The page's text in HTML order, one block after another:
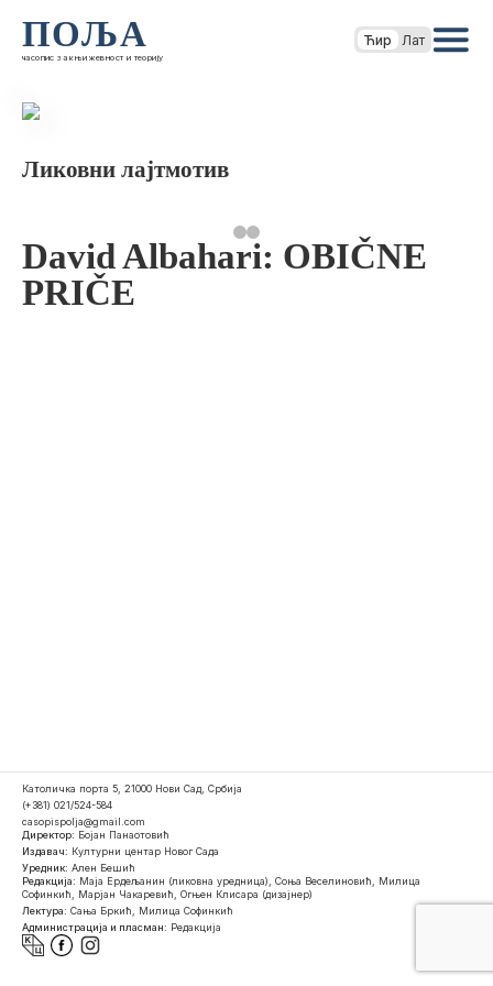
ПОЉА
часопис за књижевност и теорију
Ћир Лат
Ликовни лајтмотив
David Albahari: OBIČNE
PRIČE
Католичка порта 5, 21000 Нови Сад, Србија
(+381) 021/524-584
casopispolja@gmail.com
Директор: Бојан Панаотовић
Издавач: Културни центар Новог Сада
Уредник: Ален Бешић
Редакција: Маја Ердељанин (ликовна уредница), Соња Веселиновић, Милица
Софинкић, Марјан Чакаревић, Огњен Клисара (дизајнер)
Лектура: Сања Бркић, Милица Софинкић
Администрација и пласман: Редакција